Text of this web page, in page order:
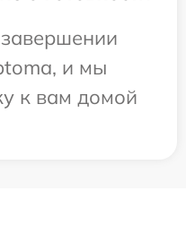
и мы
к вам домой